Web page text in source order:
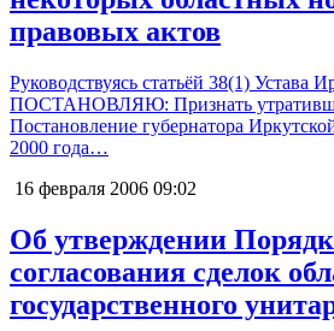
правовых актов
Руководствуясь статьёй 38(1) Устава
ПОСТАНОВЛЯЮ: Признать
Постановление губернатора
2000 года…
16 февраля 2006 09:02
Об утверждении
согласования сделок
государственного